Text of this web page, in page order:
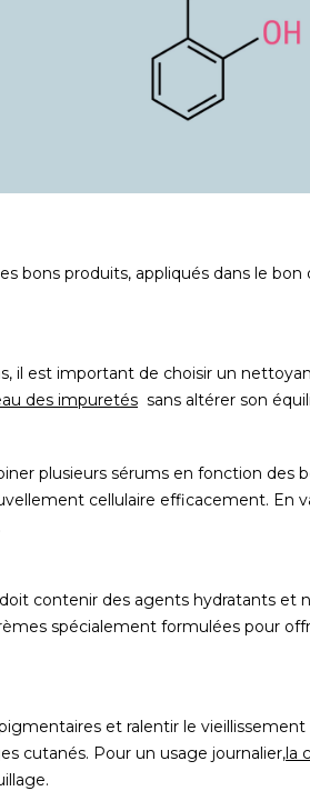
bons produits, appliqués dans le
il est important de choisir un
des impuretés sans altérer son
plusieurs sérums en fonction des
cellulaire efficacement. En
contenir des agents hydratants et
spécialement formulées pour
et ralentir le
cutanés. Pour un usage journalier,la